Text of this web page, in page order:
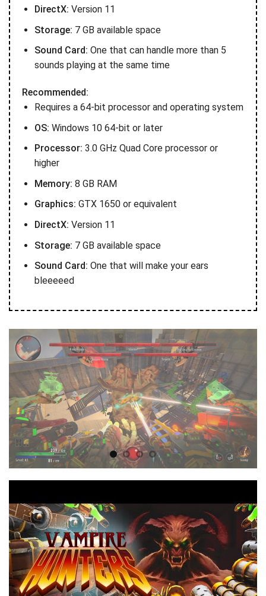
DirectX: Version 11
Storage: 7 GB available space
Sound Card: One that can handle more than 5
sounds playing at the same time
Recommended:
Requires a 64-bit processor and operating system
OS: Windows 10 64-bit or later
Processor: 3.0 GHz Quad Core processor or
higher
Memory: 8 GB RAM
Graphics: GTX 1650 or equivalent
DirectX: Version 11
Storage: 7 GB available space
Sound Card: One that will make your ears
bleeeeed